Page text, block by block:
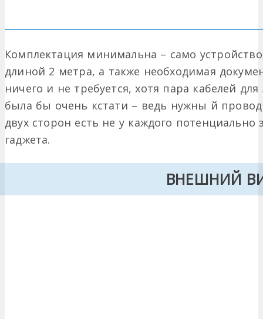
Комплектация минимальна – само
длиной 2 метра, а также необходимая
ничего и не требуется, хотя пара кабелей
была бы очень кстати – ведь нужны й провод
двух сторон есть не у каждого потенциально
гаджета.
ВНЕШНИЙ